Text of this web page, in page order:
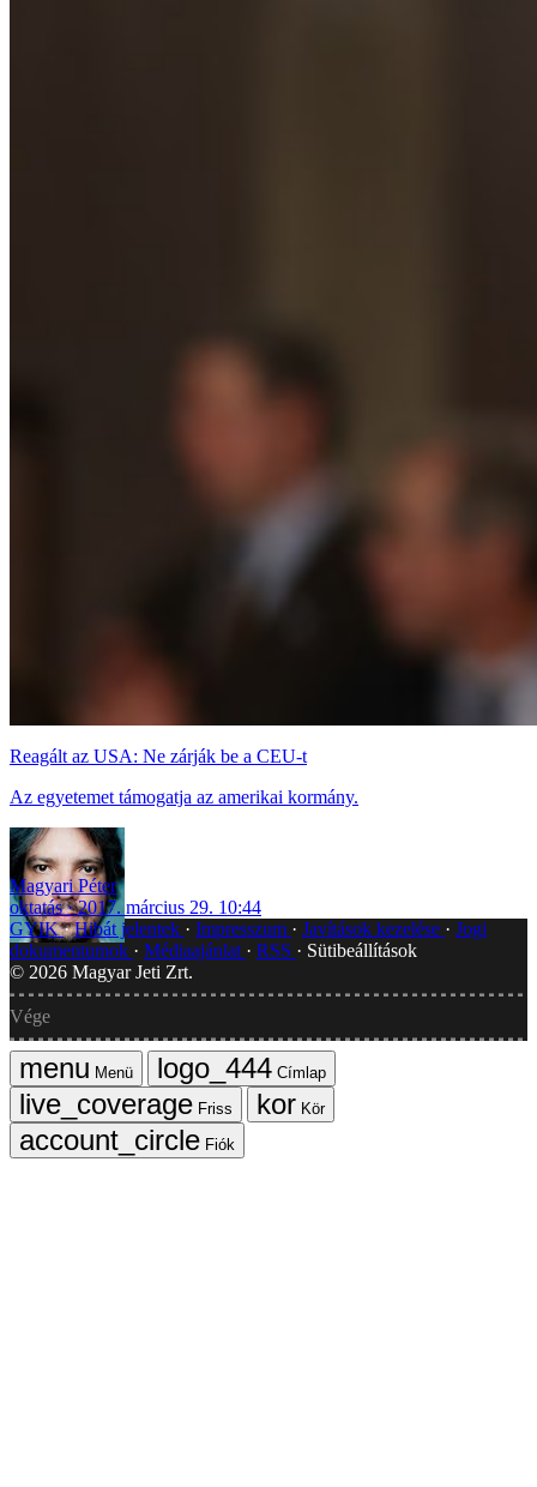
Reagált az USA: Ne zárják be a CEU-t
Az egyetemet támogatja az amerikai kormány.
Magyari Péter
oktatás
2017. március 29. 10:44
GYIK Hibát jelentek Impresszum Javítások kezelése
Jogi
dokumentumok
Médiaajánlat RSS
Sütibeállítások
© 2026 Magyar Jeti Zrt.
Vége
Menü
Címlap
Friss
Kör
Fiók